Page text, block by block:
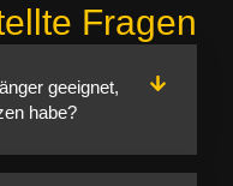
Fragen
geeignet,
habe?